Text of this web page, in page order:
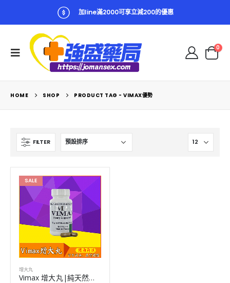
加line滿2000可享立減200的優惠
0
HOME SHOP PRODUCT TAG - VIMAX優勢
FILTER
SALE
增大丸
Vimax 增大丸|純天然成分無害|實現陰莖二次增長|30粒